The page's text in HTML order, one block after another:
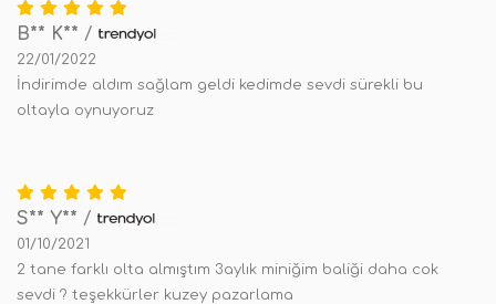
B** K** /
22/01/2022
İndirimde aldım sağlam geldi kedimde sevdi sürekli bu
oltayla oynuyoruz
S** Y** /
01/10/2021
2 tane farklı olta almıştım 3aylık miniğim baliği daha cok
sevdi ? teşekkürler kuzey pazarlama